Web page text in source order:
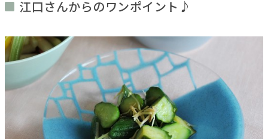
江口さんからのワンポイント♪